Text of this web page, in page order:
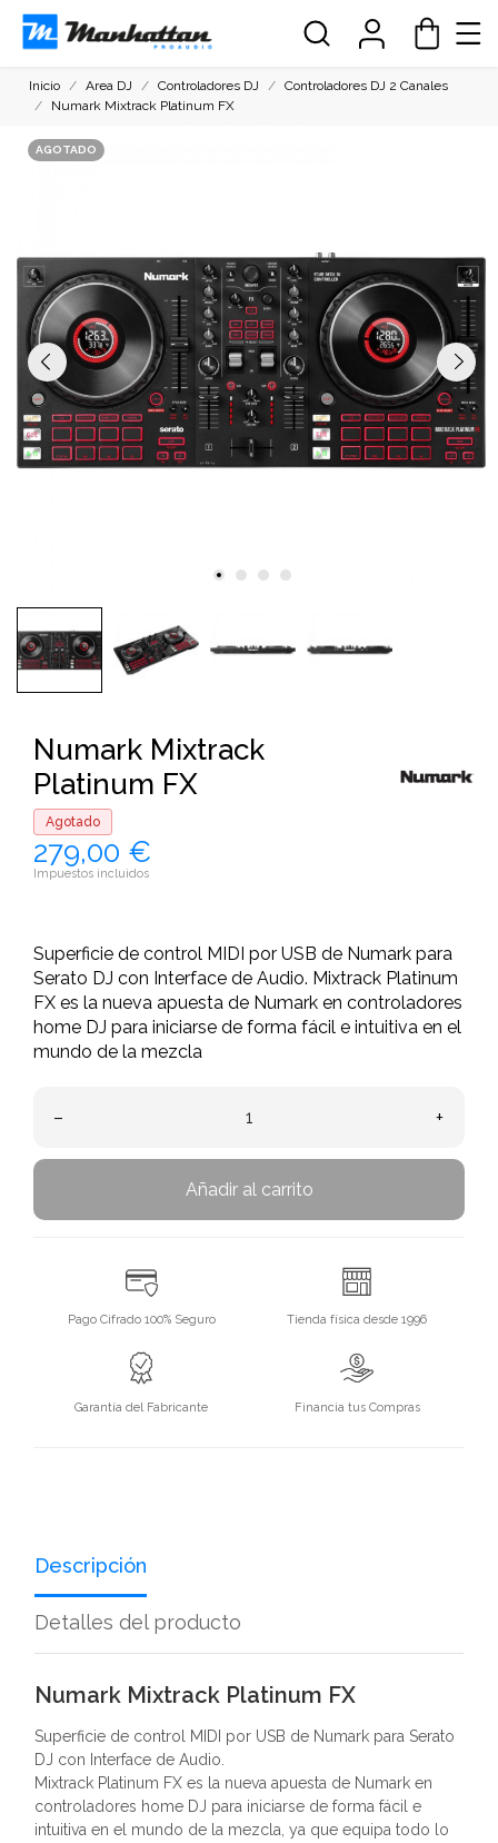
Inicio Area DJ Controladores DJ
Controladores DJ 2 Canales
Numark Mixtrack Platinum FX
AGOTADO
Numark Mixtrack
Platinum FX
Agotado
279,00 €
Impuestos incluidos
Superficie de control MIDI por USB de Numark para
Serato DJ con Interface de Audio. Mixtrack Platinum
FX es la nueva apuesta de Numark en controladores
home DJ para iniciarse de forma fácil e intuitiva en el
mundo de la mezcla
– +
Añadir al carrito
Pago Cifrado 100% Seguro Tienda física desde 1996
Garantía del Fabricante Financia tus Compras
Descripción
Detalles del producto
Numark Mixtrack Platinum FX
Superficie de control MIDI por USB de Numark para Serato
DJ con Interface de Audio.
Mixtrack Platinum FX es la nueva apuesta de Numark en
controladores home DJ para iniciarse de forma fácil e
intuitiva en el mundo de la mezcla, ya que equipa todo lo